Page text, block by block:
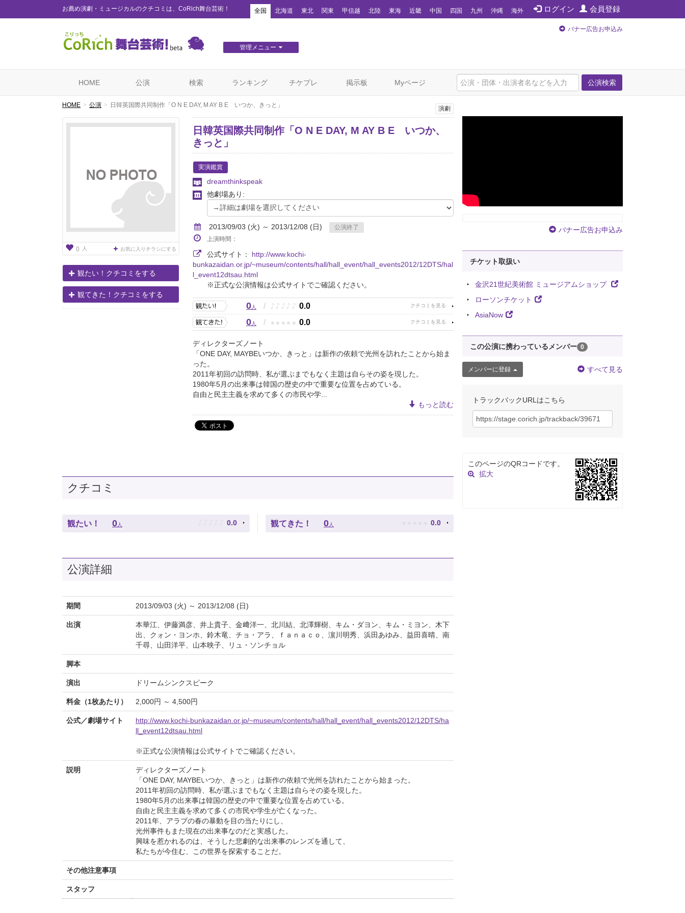
お薦め演劇・ミュージカルのクチコミは、CoRich舞台芸術！ ログイン 会員登録
全国 北海道 東北 関東 甲信越 北陸 東海 近畿 中国 四国 九州 沖縄 海外
管理メニュー
バナー広告お申込み
公演検索
HOME 公演 検索 ランキング チケプレ 掲示板 Myページ
HOME 公演 日韓英国際共同制作「O N E DAY, M AY B E いつか、きっと」
0 人 お気に入りチラシにする
観たい！クチコミをする
観てきた！クチコミをする
演劇
日韓英国際共同制作「O N E DAY, M AY B E いつか、
きっと」
実演鑑賞
dreamthinkspeak
他劇場あり:
2013/09/03 (火) ～ 2013/12/08 (日)
公演終了
上演時間：
公式サイト： http://www.kochi-
bunkazaidan.or.jp/~museum/contents/hall/hall_event/hall_events2012/12DTS/hal
l_event12dtsau.html
※正式な公演情報は公式サイトでご確認ください。
0人 / ♪ ♪ ♪ ♪ ♪ 0.0
0人 / ★ ★ ★ ★ ★ 0.0
ディレクターズノート
「ONE DAY, MAYBEいつか、きっと」は新作の依頼で光州を訪れたことから始ま
った。
2011年初回の訪問時、私が選ぶまでもなく主題は自らその姿を現した。
1980年5月の出来事は韓国の歴史の中で重要な位置を占めている。
自由と民主主義を求めて多くの市民や学...
もっと読む
クチコミ
観たい！ 0 人 ♪ ♪ ♪ ♪ ♪ 0.0 観てきた！ 0 人 ★ ★ ★ ★ ★ 0.0
公演詳細
期間 2013/09/03 (火) ～ 2013/12/08 (日)
出演
本華江、伊藤満彦、井上貴子、金﨑洋一、北川結、北澤輝樹、キム・ダヨン、キム・ミヨン、木下
出、クォン・ヨンホ、鈴木竜、チョ・アラ、ｆａｎａｃｏ、濵川明秀、浜田あゆみ、益田喜晴、南
千尋、山田洋平、山本映子、リュ・ソンチョル
脚本
演出 ドリームシンクスピーク
料金（1枚あたり） 2,000円 ～ 4,500円
公式／劇場サイト
http://www.kochi-bunkazaidan.or.jp/~museum/contents/hall/hall_event/hall_events2012/12DTS/ha
ll_event12dtsau.html
※正式な公演情報は公式サイトでご確認ください。
説明
ディレクターズノート
「ONE DAY, MAYBEいつか、きっと」は新作の依頼で光州を訪れたことから始まった。
2011年初回の訪問時、私が選ぶまでもなく主題は自らその姿を現した。
1980年5月の出来事は韓国の歴史の中で重要な位置を占めている。
自由と民主主義を求めて多くの市民や学生が亡くなった。
2011年、アラブの春の暴動を目の当たりにし、
光州事件もまた現在の出来事なのだと実感した。
興味を惹かれるのは、そうした悲劇的な出来事のレンズを通して、
私たちが今住む、この世界を探索することだ。
その他注意事項
スタッフ
バナー広告お申込み
チケット取扱い
金沢21世紀美術館 ミュージアムショップ
ローソンチケット
AsiaNow
この公演に携わっているメンバー 0
メンバーに登録 すべて見る
トラックバックURLはこちら
このページのQRコードです。
拡大